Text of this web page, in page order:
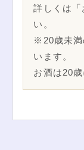
詳しくは「
い。
※20歳未満
います。
お酒は20